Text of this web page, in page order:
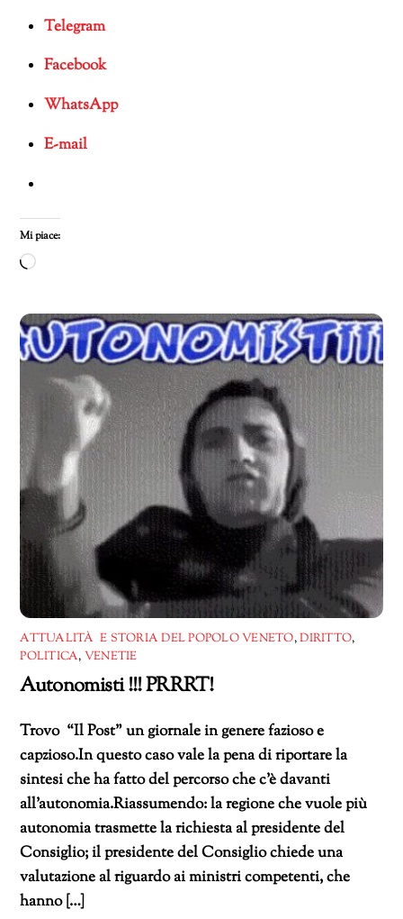
Telegram
Facebook
WhatsApp
E-mail
Mi piace:
Caricamento
corso…
ATTUALITÀ E STORIA DEL POPOLO VENETO,DIRITTO,
POLITICA, VENETIE
Autonomisti !!! PRRRT!
Trovo “Il Post” un giornale in genere fazioso e
capzioso.In questo caso vale la pena di riportare la
sintesi che ha fatto del percorso che c’è davanti
all’autonomia.Riassumendo: la regione che vuole più
autonomia trasmette la richiesta al presidente del
Consiglio; il presidente del Consiglio chiede una
valutazione al riguardo ai ministri competenti, che
hanno […]